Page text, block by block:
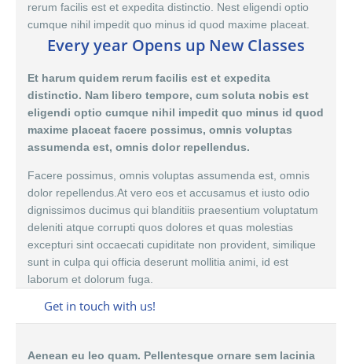
rerum facilis est et expedita distinctio. Nest eligendi optio
cumque nihil impedit quo minus id quod maxime placeat.
Every year Opens up New Classes
Et harum quidem rerum facilis est et expedita
distinctio. Nam libero tempore, cum soluta nobis est
eligendi optio cumque nihil impedit quo minus id quod
maxime placeat facere possimus, omnis voluptas
assumenda est, omnis dolor repellendus.
Facere possimus, omnis voluptas assumenda est, omnis
dolor repellendus.At vero eos et accusamus et iusto odio
dignissimos ducimus qui blanditiis praesentium voluptatum
deleniti atque corrupti quos dolores et quas molestias
excepturi sint occaecati cupiditate non provident, similique
sunt in culpa qui officia deserunt mollitia animi, id est
laborum et dolorum fuga.
Get in touch with us!
Aenean eu leo quam. Pellentesque ornare sem lacinia